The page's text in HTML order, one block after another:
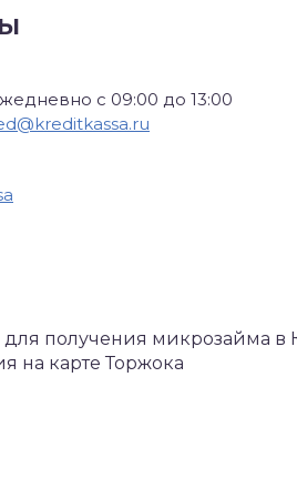
с 09:00 до 13:00
для получения микрозайма
на карте Торжока